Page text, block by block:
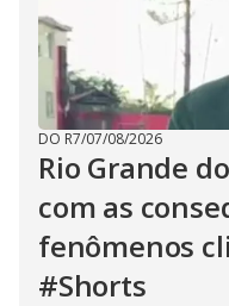
DO R7/07/08/2026
Rio Grande
com as
fenômenos
#Shorts